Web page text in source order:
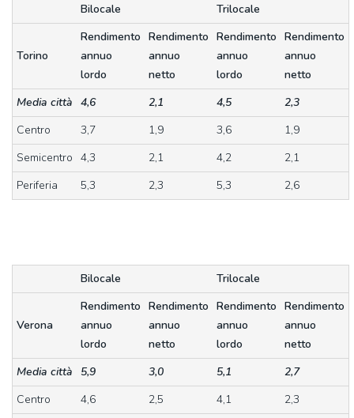
Bilocale Trilocale
Torino
Rendimento
annuo
lordo
Rendimento
annuo
netto
Rendimento
annuo
lordo
Rendimento
annuo
netto
Media città 4,6 2,1 4,5
2,3
Centro
3,7 1,9 3,6
1,9
Semicentro 4,3 2,1 4,2
2,1
Periferia
5,3 2,3 5,3 2,6
Bilocale Trilocale
Verona
Rendimento
annuo
lordo
Rendimento
annuo
netto
Rendimento
annuo
lordo
Rendimento
annuo
netto
Media città
5,9 3,0 5,1
2,7
Centro
4,6 2,5 4,1
2,3